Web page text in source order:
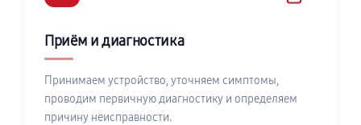
Приём и диагностика
Принимаем устройство, уточняем симптомы,
проводим первичную диагностику и определяем
причину неисправности.